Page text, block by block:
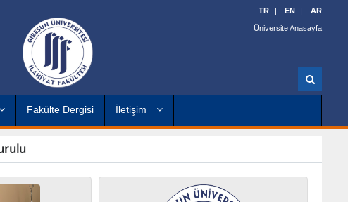
TR EN AR
Üniversite Anasayfa
r
Fakülte Dergisi İletişim